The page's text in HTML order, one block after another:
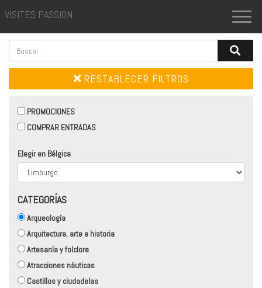
VISITES PASSION
RESTABLECER FILTROS
PROMOCIONES
COMPRAR ENTRADAS
Elegir en Bélgica
CATEGORÍAS
Arqueología
Arquitectura, arte e historia
Artesanía y folclore
Atracciones náuticas
Castillos y ciudadelas